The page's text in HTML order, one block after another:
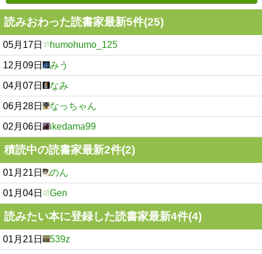
読みおわった読書家最新5件(25)
05月17日 humohumo_125
12月09日 みう
04月07日 なみ
06月28日 なっちゃん
02月06日 ikedama99
積読中の読書家最新2件(2)
01月21日 のん
01月04日 Gen
読みたい本に登録した読書家最新4件(4)
01月21日 539z